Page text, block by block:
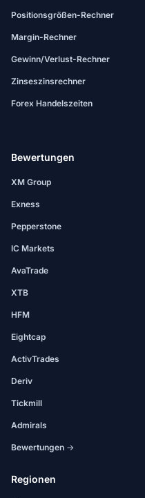
Positionsgrößen-Rechner
Margin-Rechner
Gewinn/Verlust-Rechner
Zinseszinsrechner
Forex Handelszeiten
Bewertungen
XM Group
Exness
Pepperstone
IC Markets
AvaTrade
XTB
HFM
Eightcap
ActivTrades
Deriv
Tickmill
Admirals
Bewertungen →
Regionen